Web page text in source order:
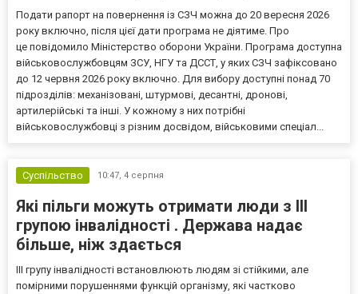
Подати рапорт на повернення із СЗЧ можна до 20 вересня 2026
року включно, після цієї дати програма не діятиме. Про
це повідомило Міністерство оборони України. Програма доступна
військовослужбовцям ЗСУ, НГУ та ДССТ, у яких СЗЧ зафіксовано
до 12 червня 2026 року включно. Для вибору доступні понад 70
підрозділів: механізовані, штурмові, десантні, дронові,
артилерійські та інші. У кожному з них потрібні
військовослужбовці з різним досвідом, військовими спеціал...
Суспільство 10:47, 4 серпня
Які пільги можуть отримати люди з III
групою інвалідності . Держава надає
більше, ніж здається
III групу інвалідності встановлюють людям зі стійкими, але
помірними порушеннями функцій організму, які частково